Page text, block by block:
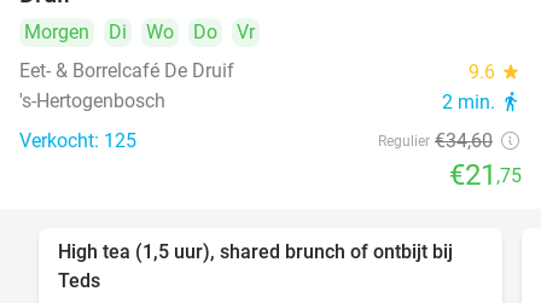
Morgen Di Wo Do
Vr
Eet- & Borrelcafé De Druif
9.6 star
's-Hertogenbosch 2 min. directions_walk
Verkocht: 125 Regulier €34,60
€21 ,75
35%
High tea (1,5 uur), shared brunch of ontbijt bij
Teds